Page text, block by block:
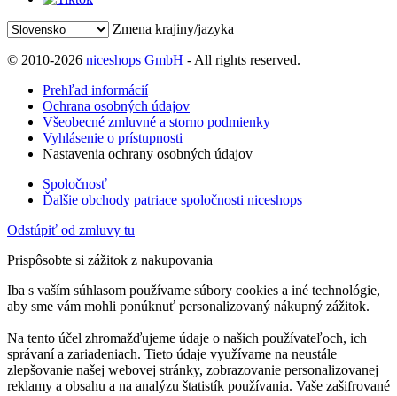
Zmena krajiny/jazyka
© 2010-2026 niceshops GmbH - All rights reserved.
Prehľad informácií
Ochrana osobných údajov
Všeobecné zmluvné a storno podmienky
Vyhlásenie o prístupnosti
Nastavenia ochrany osobných údajov
Spoločnosť
Ďalšie obchody patriace spoločnosti niceshops
Odstúpiť od zmluvy tu
Prispôsobte si zážitok z nakupovania
Iba s vaším súhlasom používame súbory cookies a iné technológie,
aby sme vám mohli ponúknuť personalizovaný nákupný zážitok.
Na tento účel zhromažďujeme údaje o našich používateľoch, ich
správaní a zariadeniach. Tieto údaje využívame na neustále
zlepšovanie našej webovej stránky, zobrazovanie personalizovanej
reklamy a obsahu a na analýzu štatistík používania. Vaše zašifrované